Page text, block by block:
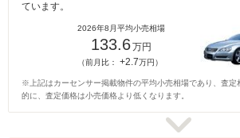
ています。
2026年8月平均小売相場
133.6万円
（前月比： +2.7万円）
※上記はカーセンサー掲載物件の平均小売相場であり、査定
的に、査定価格は小売価格より低くなります。